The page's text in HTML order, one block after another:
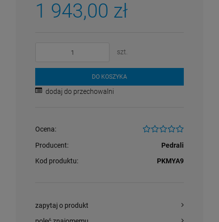
1 943,00 zł
szt.
DO KOSZYKA
dodaj do przechowalni
Ocena:
Producent:
Pedrali
Kod produktu:
PKMYA9
zapytaj o produkt